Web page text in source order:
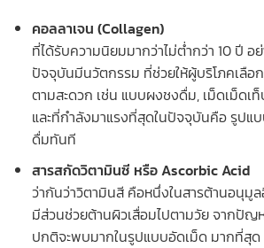
คอลลาเจน (Collagen)
ที่ได้รับความนิยมมากว่าไม่ต่ำกว่า 10 ปี อ
ปัจจุบันมีนวัตกรรม ที่ช่วยให้ผู้บริโภคเลือ
ตามสะดวก เช่น แบบผงชงดื่ม, เม็ดเม็ดเ
และที่กำลังมาแรงที่สุดในปัจจุบันคือ รูปแ
ดื่มทันที
สารสกัดวิตามินซี หรือ Ascorbic Acid
ว่ากันว่าวิตามินสี คือหนึ่งในสารต้านอนุมู
มีส่วนช่วยต้านผิวเสื่อมไปตามวัย จากปัญ
ปกติจะพบมากในรูปแบบอัดเม็ด มากที่สุด